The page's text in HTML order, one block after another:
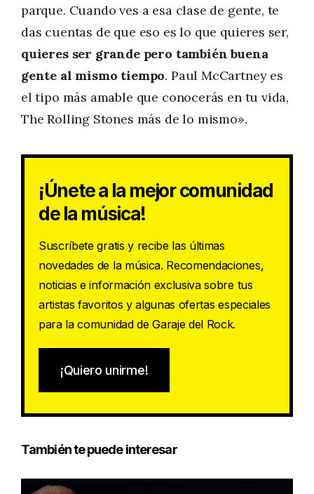
parque. Cuando ves a esa clase de gente, te
das cuentas de que eso es lo que quieres ser,
quieres ser grande pero también buena
gente al mismo tiempo. Paul McCartney es
el tipo más amable que conocerás en tu vida,
The Rolling Stones más de lo mismo».
¡Únete a la mejor comunidad
de la música!
Suscríbete gratis y recibe las últimas
novedades de la música. Recomendaciones,
noticias e información exclusiva sobre tus
artistas favoritos y algunas ofertas especiales
para la comunidad de Garaje del Rock.
¡Quiero unirme!
También te puede interesar